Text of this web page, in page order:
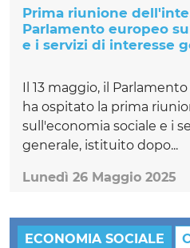
Prima riunione
Parlamento europeo
e i servizi di interesse
Il 13 maggio, il
ha ospitato la prima
sull'economia sociale e i
generale, istituito dopo...
Lunedì 26 Maggio 2025
ECONOMIA SOCIALE